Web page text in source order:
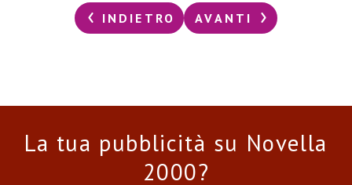
INDIETRO AVANTI
La tua pubblicità su Novella
2000?